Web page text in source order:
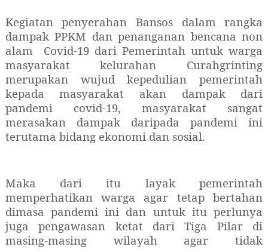
Kegiatan penyerahan Bansos dalam rangka
dampak PPKM dan penanganan bencana non
alam Covid-19 dari Pemerintah untuk warga
masyarakat kelurahan Curahgrinting
merupakan wujud kepedulian pemerintah
kepada masyarakat akan dampak dari
pandemi covid-19, masyarakat sangat
merasakan dampak daripada pandemi ini
terutama bidang ekonomi dan sosial.
Maka dari itu layak pemerintah
memperhatikan warga agar tetap bertahan
dimasa pandemi ini dan untuk itu perlunya
juga pengawasan ketat dari Tiga Pilar di
masing-masing wilayah agar tidak